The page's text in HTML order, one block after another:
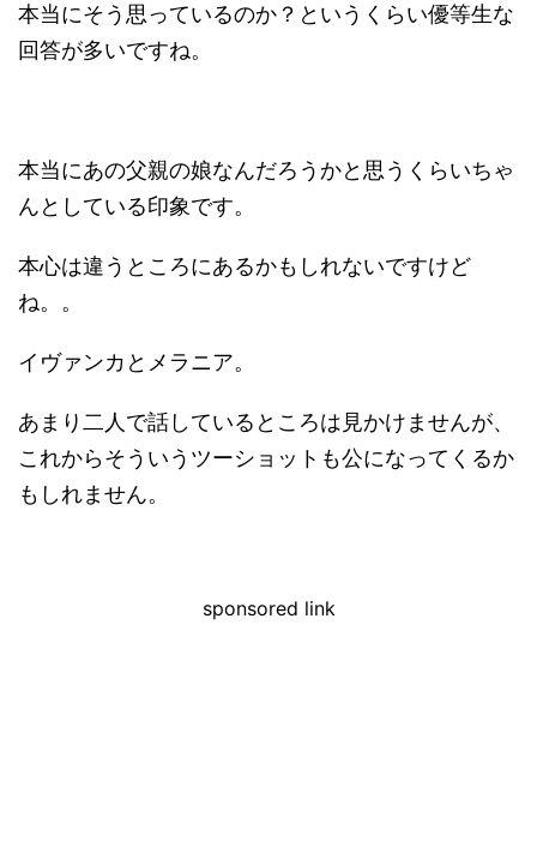
本当にそう思っているのか？というくらい優等生な
回答が多いですね。
本当にあの父親の娘なんだろうかと思うくらいちゃ
んとしている印象です。
本心は違うところにあるかもしれないですけど
ね。。
イヴァンカとメラニア。
あまり二人で話しているところは見かけませんが、
これからそういうツーショットも公になってくるか
もしれません。
sponsored link